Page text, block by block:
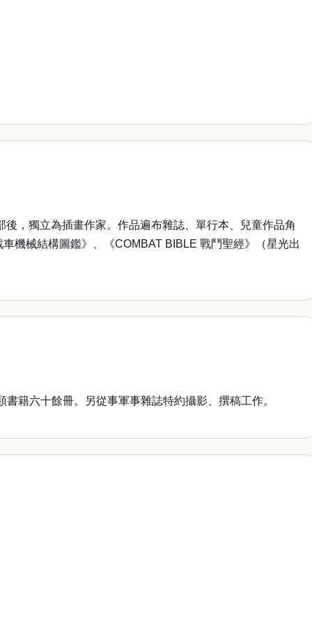
，獨立為插畫作家。作品遍布雜誌、單行本、兒童作品角
機械結構圖鑑》、《COMBAT BIBLE 戰鬥聖經》（星光出
籍六十餘冊。另從事軍事雜誌特約攝影、撰稿工作。